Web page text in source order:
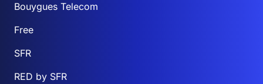
Bouygues Telecom
Free
SFR
RED by SFR